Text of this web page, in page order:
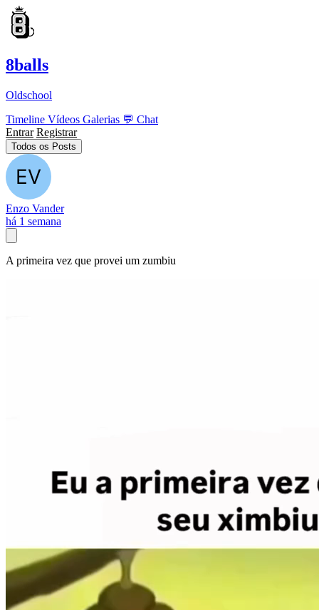
8balls
Oldschool
Timeline Vídeos Galerias 💬 Chat
Entrar Registrar
Todos os Posts
Enzo Vander
há 1 semana
A primeira vez que provei um zumbiu